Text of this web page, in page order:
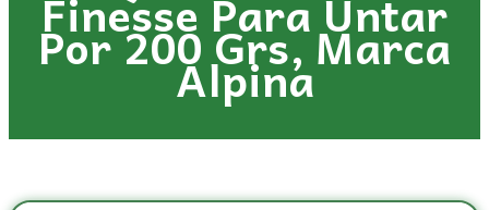
Por 200 Grs, Marca
Alpina